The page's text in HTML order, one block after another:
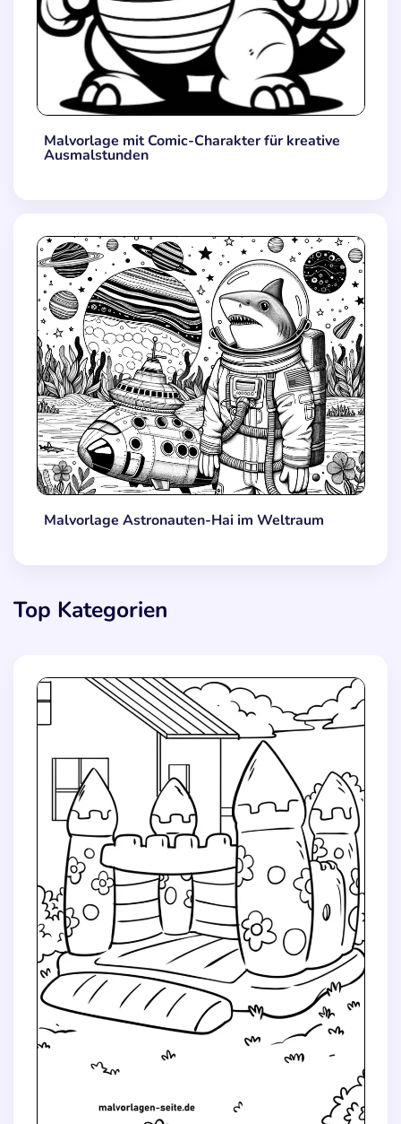
Malvorlage mit Comic-Charakter für kreative
Ausmalstunden
Malvorlage Astronauten-Hai im Weltraum
Top Kategorien